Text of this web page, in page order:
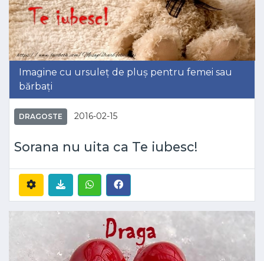
Imagine cu ursuleț de pluș pentru femei sau
bărbați
DRAGOSTE 2016-02-15
Sorana nu uita ca Te iubesc!